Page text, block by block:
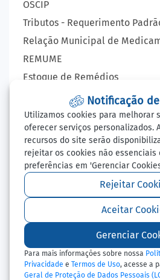
OSCIP
Tributos - Requerimento
Relação Municipal de
REMUME
Estoque de Remédios
VIGILÂNCIA EPIDEMIOLÓGICA
Lista de Espera - Consultas,
LAUDO VIRTUAL - RAIO X
Balcão de Empregos
Perguntas Frequentes
Redefinir Cookies
Todos os Direitos Reservados
de Ipiranga do
Notificação
Utilizamos cookies para melhorar
oferecer serviços personalizados.
recursos do site serão
rejeitar os cookies não essenciais
preferências em 'Gerenciar
Rejeitar
Aceitar
Gerenciar
Para mais informações sobre nossa
Privacidade e Termos de Uso, acesse a
Geral de Proteção de Dados Pessoais